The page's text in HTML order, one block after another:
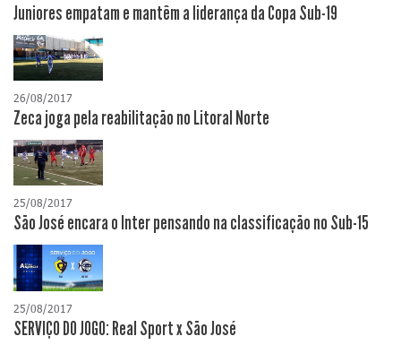
Juniores empatam e mantêm a liderança da Copa Sub-19
26/08/2017
Zeca joga pela reabilitação no Litoral Norte
25/08/2017
São José encara o Inter pensando na classificação no Sub-15
25/08/2017
SERVIÇO DO JOGO: Real Sport x São José